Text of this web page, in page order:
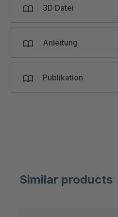
BW 45
3D Datei
Anleitung
Publikation
Similar products